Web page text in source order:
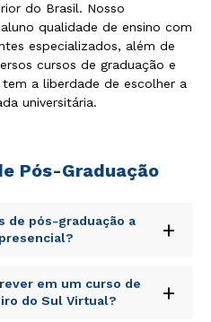
do Brasil. Nosso
qualidade de ensino com
especializados, além de
cursos de graduação e
a liberdade de escolher a
universitária.
Pós-Graduação
de pós-graduação a
+
iste natus error sit
laudantium,
ipsa quae ab illo inventore
em um curso de
do Sul Virtual?
+